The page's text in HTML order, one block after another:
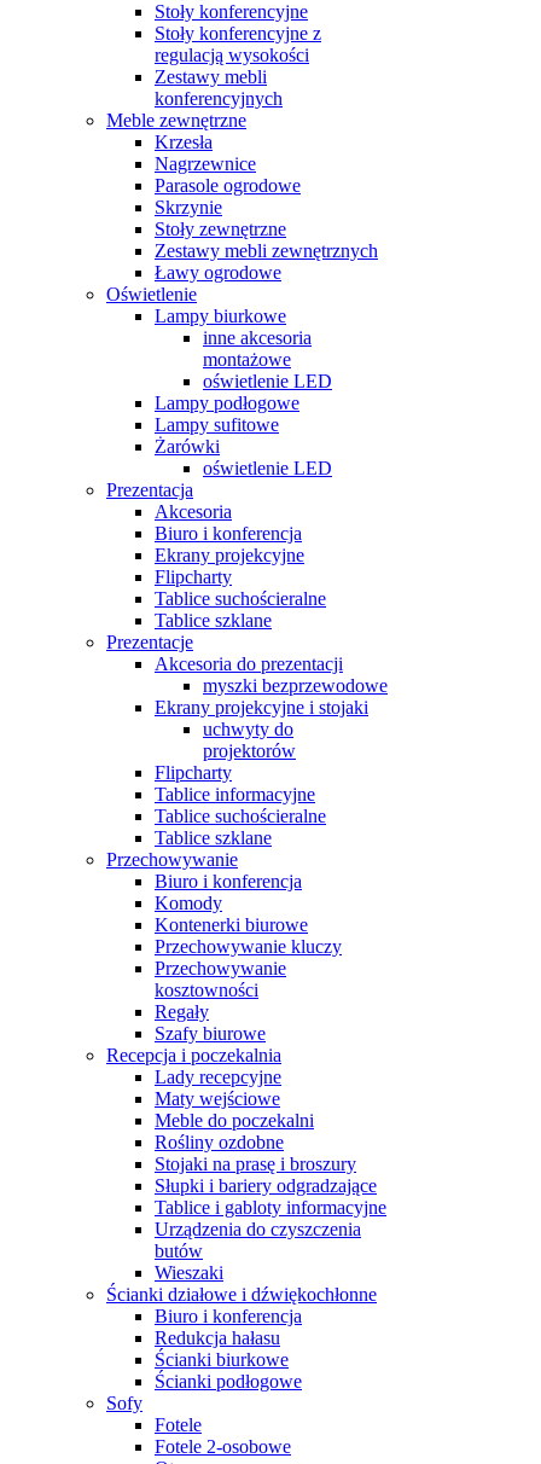
Stoły konferencyjne
Stoły konferencyjne z
regulacją wysokości
Zestawy mebli
konferencyjnych
Meble zewnętrzne
Krzesła
Nagrzewnice
Parasole ogrodowe
Skrzynie
Stoły zewnętrzne
Zestawy mebli zewnętrznych
Ławy ogrodowe
Oświetlenie
Lampy biurkowe
inne akcesoria
montażowe
oświetlenie LED
Lampy podłogowe
Lampy sufitowe
Żarówki
oświetlenie LED
Prezentacja
Akcesoria
Biuro i konferencja
Ekrany projekcyjne
Flipcharty
Tablice suchościeralne
Tablice szklane
Prezentacje
Akcesoria do prezentacji
myszki bezprzewodowe
Ekrany projekcyjne i stojaki
uchwyty do
projektorów
Flipcharty
Tablice informacyjne
Tablice suchościeralne
Tablice szklane
Przechowywanie
Biuro i konferencja
Komody
Kontenerki biurowe
Przechowywanie kluczy
Przechowywanie
kosztowności
Regały
Szafy biurowe
Recepcja i poczekalnia
Lady recepcyjne
Maty wejściowe
Meble do poczekalni
Rośliny ozdobne
Stojaki na prasę i broszury
Słupki i bariery odgradzające
Tablice i gabloty informacyjne
Urządzenia do czyszczenia
butów
Wieszaki
Ścianki działowe i dźwiękochłonne
Biuro i konferencja
Redukcja hałasu
Ścianki biurkowe
Ścianki podłogowe
Sofy
Fotele
Fotele 2-osobowe